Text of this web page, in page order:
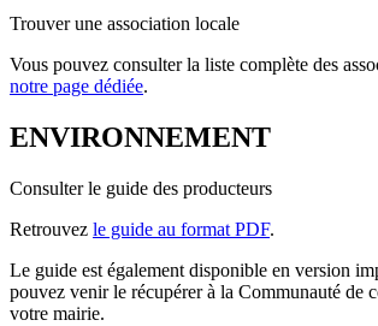
Trouver une association locale
Vous pouvez consulter la liste complète des
notre page dédiée.
ENVIRONNEMENT
Consulter le guide des producteurs
Retrouvez le guide au format PDF.
Le guide est également disponible en version
pouvez venir le récupérer à la Communauté de
votre mairie.